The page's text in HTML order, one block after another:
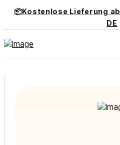
📦Kostenlose Lieferung ab
DE